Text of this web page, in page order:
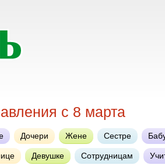
с 8 марта
Дочери Жене Сестре
Девушке Сотрудницам